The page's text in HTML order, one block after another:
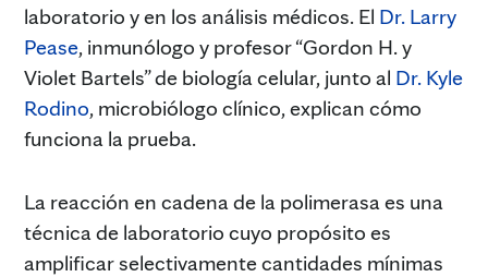
laboratorio y en los análisis médicos. El Dr. Larry
Pease, inmunólogo y profesor “Gordon H. y
Violet Bartels” de biología celular, junto al Dr. Kyle
Rodino, microbiólogo clínico, explican cómo
funciona la prueba.
La reacción en cadena de la polimerasa es una
técnica de laboratorio cuyo propósito es
amplificar selectivamente cantidades mínimas